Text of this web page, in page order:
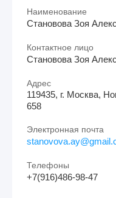
Наименование
Становова Зоя
Контактное лицо
Становова Зоя
Адрес
119435, г. Москва,
658
Электронная почта
Телефоны
+7(916)486-98-47